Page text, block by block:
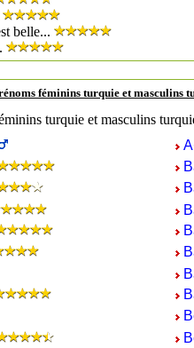
belle...
féminins turquie et masculins
turquie et masculins